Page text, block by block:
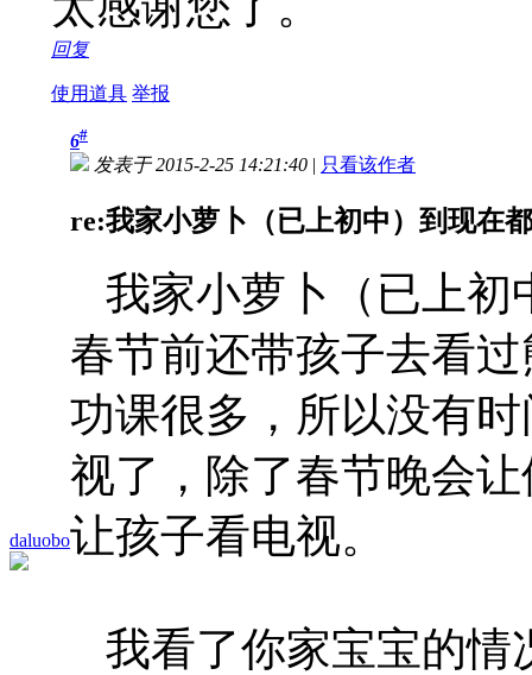
回复
使用道具 举报
daluobo
6#
发表于 2015-2-25 14:21:40 | 只看该作者
re:我家小萝卜（已上初中）到现在
我家小萝卜（已上初
春节前还带孩子去看
功课很多，所以没有
视了，除了春节晚会
让孩子看电视。
我看了你家宝宝的情